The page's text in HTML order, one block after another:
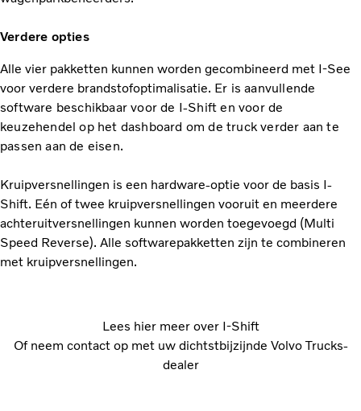
Verdere opties
Alle vier pakketten kunnen worden gecombineerd met I-See
voor verdere brandstofoptimalisatie. Er is aanvullende
software beschikbaar voor de I-Shift en voor de
keuzehendel op het dashboard om de truck verder aan te
passen aan de eisen.
Kruipversnellingen is een hardware-optie voor de basis I-
Shift. Eén of twee kruipversnellingen vooruit en meerdere
achteruitversnellingen kunnen worden toegevoegd (Multi
Speed Reverse). Alle softwarepakketten zijn te combineren
met kruipversnellingen.
Lees hier meer over I-Shift
Of neem contact op met uw dichtstbijzijnde Volvo Trucks-
dealer